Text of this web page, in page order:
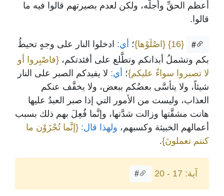
أعظم الحقِّ وأجلُّه، ولكن لعدم بصيرتهم قالوا فيه ما
قالوا.
#
{16} {اصْلَوْها}؛ أي: ادخلوا النار على وجهٍ تحيطُ
بكم وتشملُ أبدانكم وتطَّلع على أفئدتكم، {فاصْبِروا أو
لا تصبروا سواءٌ عليكم}؛ أي: لا يفيدكم الصبر على النار
شيئاً، ولا يتأسَّى بعضُكم ببعض، ولا يخفَّف عنكم
العذاب، وليست من الأمور التي إذا صبر العبدُ عليها
هانت مشقَّتها وزالت شدَّتها، وإنَّما فُعِلَ بهم ذلك بسبب
أعمالهم الخبيثة وكسبهم، ولهذا قال: {إنَّما تُجْزَوْن ما
كنتم تعملونَ}.
آية: 17 - 20 #